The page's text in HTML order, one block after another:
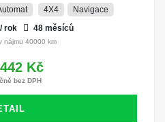
4X4
Navigace
rok
48 měsíců
nájmu 40000 km
Kč
bez DPH